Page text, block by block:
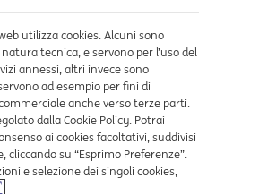
utilizza cookies. Alcuni sono
tecnica, e servono per l’uso del
annessi, altri invece sono
ad esempio per fini di
anche verso terze parti.
dalla Cookie Policy. Potrai
ai cookies facoltativi, suddivisi
cliccando su “Esprimo Preferenze”.
e selezione dei singoli cookies,